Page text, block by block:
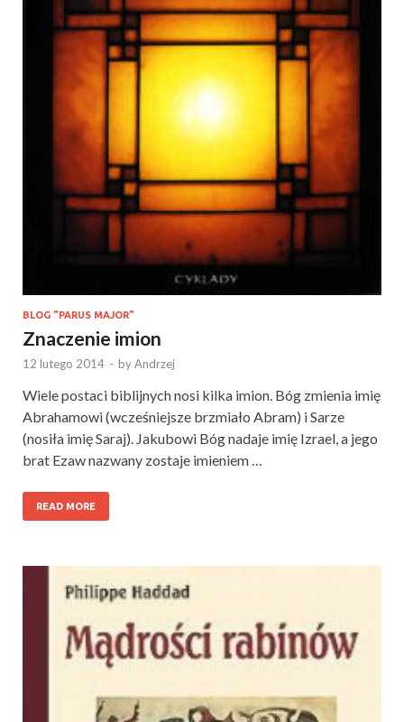
BLOG "PARUS MAJOR"
Znaczenie imion
12 lutego 2014 - byAndrzej
Wiele postaci biblijnych nosi kilka imion. Bóg zmienia imię
Abrahamowi (wcześniejsze brzmiało Abram) i Sarze
(nosiła imię Saraj). Jakubowi Bóg nadaje imię Izrael, a jego
brat Ezaw nazwany zostaje imieniem …
READ MORE